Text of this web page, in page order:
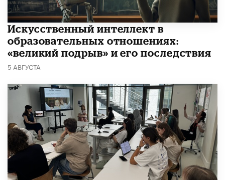
​Искусственный интеллект в
образовательных отношениях:
«великий подрыв» и его последствия
5 АВГУСТА